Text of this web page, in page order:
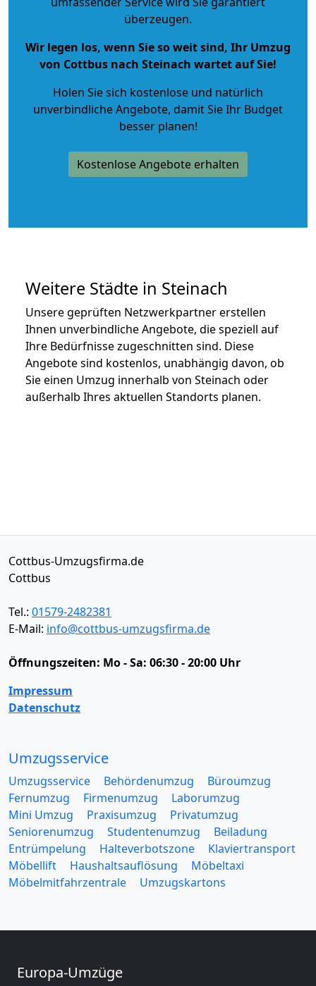
überzeugen.
Wir legen los, wenn Sie so weit sind, Ihr Umzug
von Cottbus nach Steinach wartet auf Sie!
Holen Sie sich kostenlose und natürlich
unverbindliche Angebote, damit Sie Ihr Budget
besser planen!
Kostenlose Angebote erhalten
Weitere Städte in Steinach
Unsere geprüften Netzwerkpartner erstellen
Ihnen unverbindliche Angebote, die speziell auf
Ihre Bedürfnisse zugeschnitten sind. Diese
Angebote sind kostenlos, unabhängig davon, ob
Sie einen Umzug innerhalb von Steinach oder
außerhalb Ihres aktuellen Standorts planen.
Cottbus-Umzugsfirma.de
Cottbus
Tel.: 01579-2482381
E-Mail: info@cottbus-umzugsfirma.de
Öffnungszeiten: Mo - Sa: 06:30 - 20:00 Uhr
Impressum
Datenschutz
Umzugsservice
Umzugsservice Behördenumzug
Büroumzug
Fernumzug
Firmenumzug
Laborumzug
Mini Umzug
Praxisumzug
Privatumzug
Seniorenumzug
Studentenumzug
Beiladung
Entrümpelung
Halteverbotszone
Klaviertransport
Möbellift
Haushaltsauflösung
Möbeltaxi
Möbelmitfahrzentrale
Umzugskartons
Europa-Umzüge